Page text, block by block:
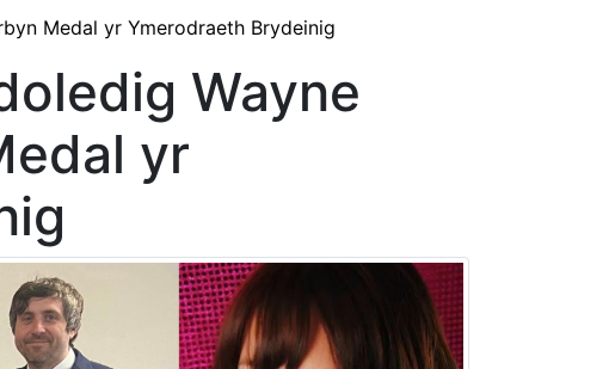
Medal yr Ymerodraeth Brydeinig
Wayne
yr